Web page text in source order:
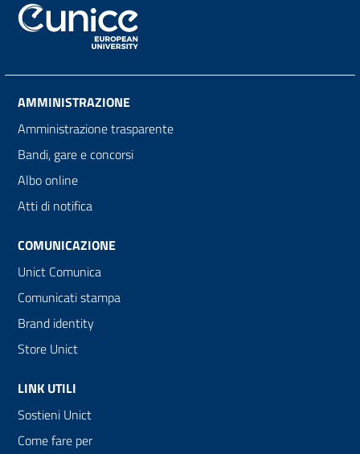
AMMINISTRAZIONE
Amministrazione trasparente
Bandi, gare e concorsi
Albo online
Atti di notifica
COMUNICAZIONE
Unict Comunica
Comunicati stampa
Brand identity
Store Unict
LINK UTILI
Sostieni Unict
Come fare per